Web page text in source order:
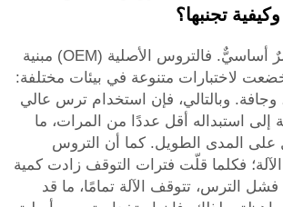
كما أن المتانة عنصرٌ أساسيٌّ. فالتروس الأصلية (OEM) مبنية
لاختبارات متنوعة في بيئات مختلفة:
وجافة. وبالتالي، فإن استخدام ترس عالي
إلى استبداله أقل عددًا من المرات، ما
على المدى الطويل. كما أن التروس
الآلة؛ فكلما قلّت فترات التوقف زادت كمية
فشل الترس، تتوقف الآلة تمامًا، ما قد